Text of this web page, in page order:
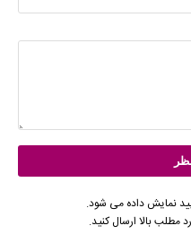
نمایش داده می شود.
مطلب بالا ارسال کنید.